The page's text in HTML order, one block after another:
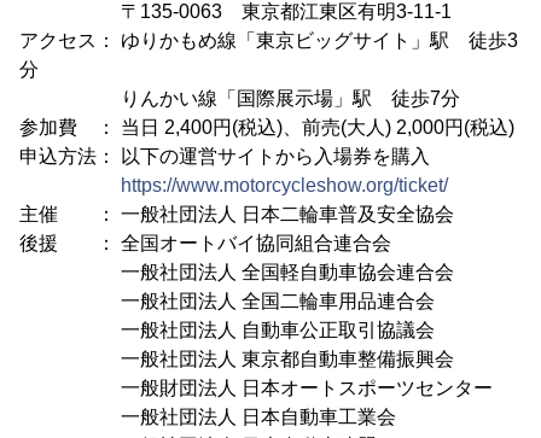
〒135-0063 東京都江東区有明3-11-1
アクセス： ゆりかもめ線「東京ビッグサイト」駅 徒歩3
分
りんかい線「国際展示場」駅 徒歩7分
参加費 ： 当日 2,400円(税込)、前売(大人) 2,000円(税込)
申込方法： 以下の運営サイトから入場券を購入
https://www.motorcycleshow.org/ticket/
主催 ： 一般社団法人 日本二輪車普及安全協会
後援 ： 全国オートバイ協同組合連合会
一般社団法人 全国軽自動車協会連合会
一般社団法人 全国二輪車用品連合会
一般社団法人 自動車公正取引協議会
一般社団法人 東京都自動車整備振興会
一般財団法人 日本オートスポーツセンター
一般社団法人 日本自動車工業会